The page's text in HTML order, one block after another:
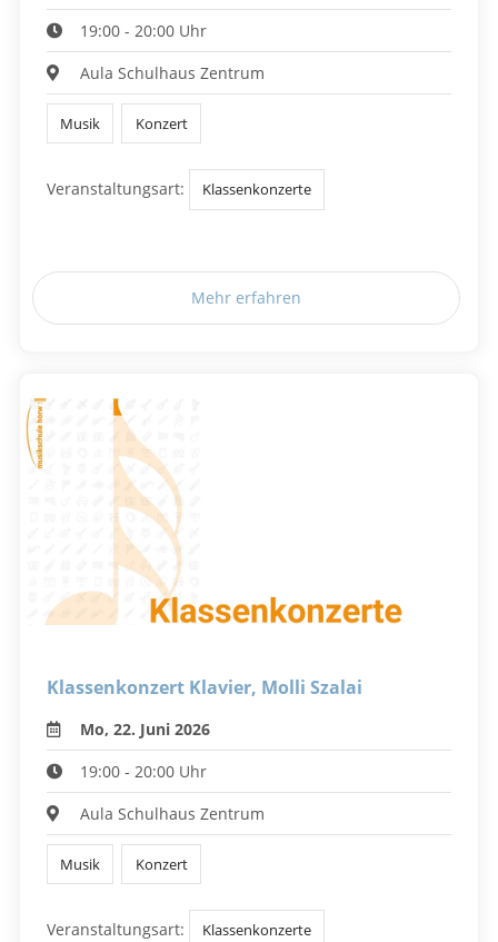
19:00 - 20:00 Uhr
Aula Schulhaus Zentrum
Musik Konzert
Veranstaltungsart: Klassenkonzerte
Mehr erfahren
Klassenkonzert Klavier, Molli Szalai
Mo, 22. Juni 2026
19:00 - 20:00 Uhr
Aula Schulhaus Zentrum
Musik Konzert
Veranstaltungsart: Klassenkonzerte